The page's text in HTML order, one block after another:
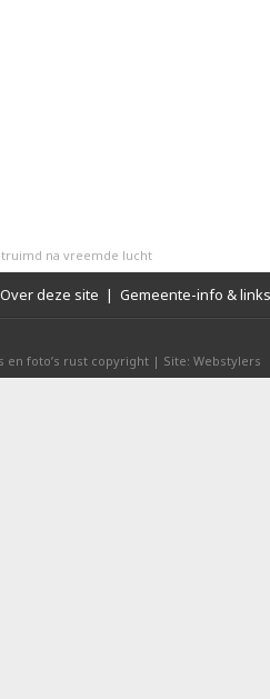
na vreemde lucht
Over deze site | Gemeente-info & links
en foto’s rust copyright | Site: Webstylers